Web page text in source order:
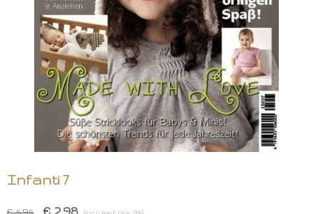
Infanti 7
€ 2,98